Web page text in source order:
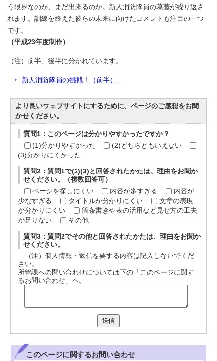
う限界なのか、まだ出来るのか。新人消防隊員の葛藤が繰り返さ
れます。訓練を終えた彼らの未来に向けたコメントも注目の一つ
です。
（平成23年度制作）
（注）前半、後半に分かれています。
新人消防隊員の挑戦！（前半）
より良いウェブサイトにするために、ページのご感想をお聞
かせください。
質問1：このページは分かりやすかったですか？
(1)分かりやすかった
(2)どちらともいえない
(3)分かりにくかった
質問2：質問1で(2)(3)と回答されたかたは、理由をお聞か
せください。（複数回答可）
ページを探しにくい
内容が多すぎる
内容が
少なすぎる
タイトルが分かりにくい
文章の表現
が分かりにくい
箇条書きや表の活用など見せ方の工夫
が足りない
その他
質問3：質問2でその他と回答されたかたは、理由をお聞か
せください。
（注）個人情報・返信を要する内容は記入しないでくだ
さい。
所管課への問い合わせについては下の「このページに関す
るお問い合わせ」へ。
送信
このページに関するお問い合わせ